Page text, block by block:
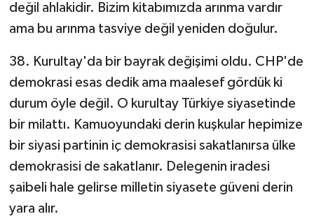
değil ahlakidir. Bizim kitabımızda arınma vardır
ama bu arınma tasviye değil yeniden doğulur.
38. Kurultay'da bir bayrak değişimi oldu. CHP'de
demokrasi esas dedik ama maalesef gördük ki
durum öyle değil. O kurultay Türkiye siyasetinde
bir milattı. Kamuoyundaki derin kuşkular hepimize
bir siyasi partinin iç demokrasisi sakatlanırsa ülke
demokrasisi de sakatlanır. Delegenin iradesi
şaibeli hale gelirse milletin siyasete güveni derin
yara alır.